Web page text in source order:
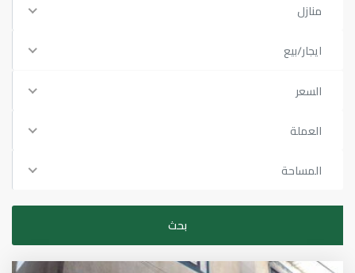
منازل
ايجار/بيع
السعر
العملة
المساحة